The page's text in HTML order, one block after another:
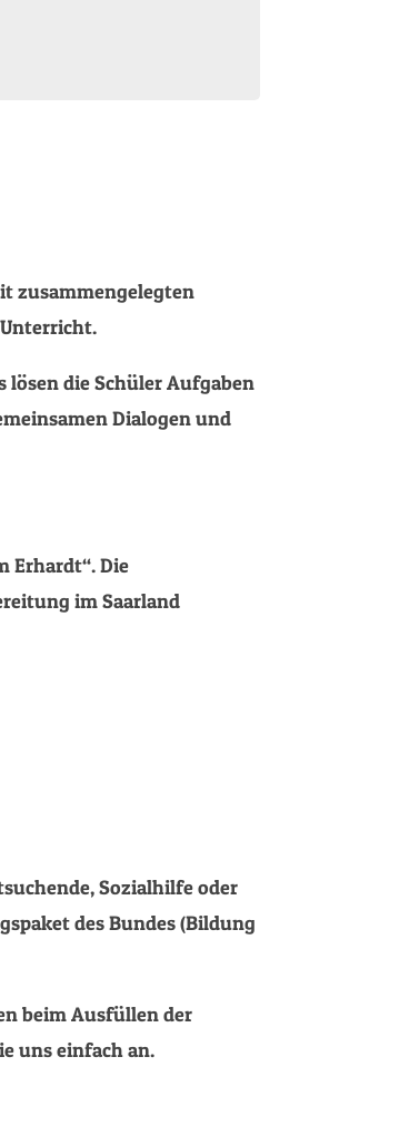
zusammengelegten
die Schüler Aufgaben
Dialogen und
Erhardt“. Die
im Saarland
Sozialhilfe oder
des Bundes (Bildung
beim Ausfüllen der
uns einfach an.